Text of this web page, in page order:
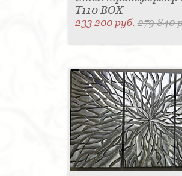
T110 BOX
233 200 руб.279 840